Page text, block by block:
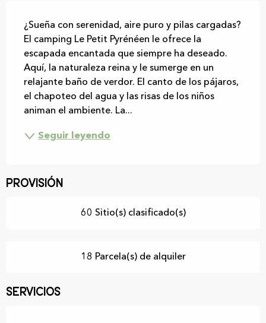
¿Sueña con serenidad, aire puro y pilas cargadas?
El camping Le Petit Pyrénéen le ofrece la
escapada encantada que siempre ha deseado.
Aquí, la naturaleza reina y le sumerge en un
relajante baño de verdor. El canto de los pájaros,
el chapoteo del agua y las risas de los niños
animan el ambiente. La...
Seguir leyendo
Provisión
60 Sitio(s) clasificado(s)
18 Parcela(s) de alquiler
Servicios